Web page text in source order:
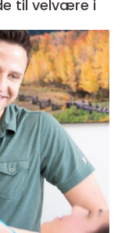
til velvære i